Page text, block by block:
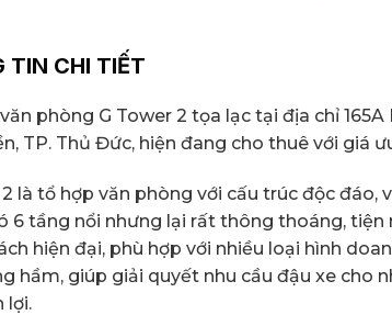
TIN CHI TIẾT
phòng G Tower 2 tọa lạc tại địa chỉ
TP. Thủ Đức, hiện đang cho thuê với giá
2 là tổ hợp văn phòng với cấu trúc độc đáo,
6 tầng nổi nhưng lại rất thông thoáng,
hiện đại, phù hợp với nhiều loại hình
hầm, giúp giải quyết nhu cầu đậu xe cho
lợi.